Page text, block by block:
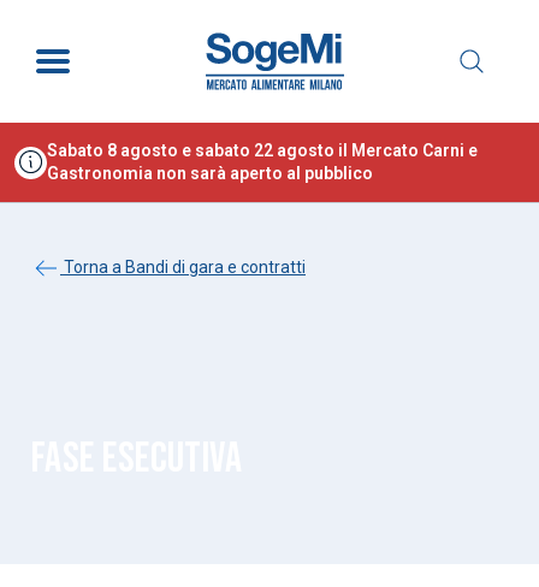
Sabato 8 agosto e sabato 22 agosto il Mercato Carni e
Gastronomia non sarà aperto al pubblico
Torna a Bandi di gara e contratti